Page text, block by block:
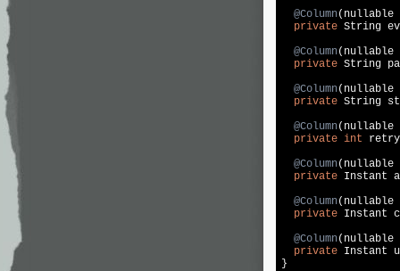
@Column
private String
@Column
private String
@Column
private String
@Column
private int
@Column
private Instant
@Column
private Instant
@Column
private Instant
}